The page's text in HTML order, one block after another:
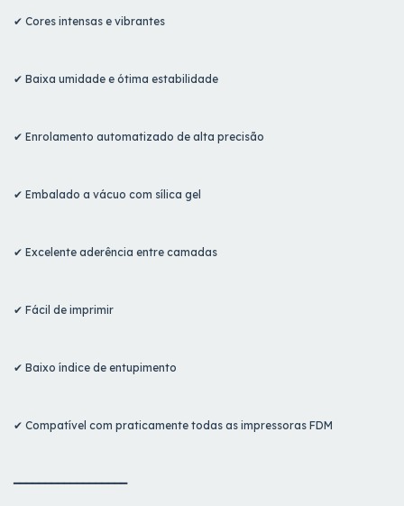
✔ Cores intensas e vibrantes
✔ Baixa umidade e ótima estabilidade
✔ Enrolamento automatizado de alta precisão
✔ Embalado a vácuo com sílica gel
✔ Excelente aderência entre camadas
✔ Fácil de imprimir
✔ Baixo índice de entupimento
✔ Compatível com praticamente todas as impressoras FDM
━━━━━━━━━━━━━━━━━━